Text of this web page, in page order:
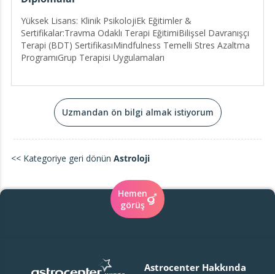
insan zihninin derinliklerine duyduğu merak onu
bu alanda uzmanlaşmaya yönlendirmiştir. Bugün,
bireylerin kendilerini daha iyi tanımalarına,
duygularını anlamalarına ve yaşam kalitelerini
haline getirmiştir.
Banu Karadeniz, psikolojiyi yalnızca bir meslek
değil, aynı zamanda bir yaşam biçimi olarak
görmektedir. Danışanlarına güvenli, anlayışlı ve
dönüştürücü bir terapi süreci sunarak, onların
içsel huzura ulaşmalarına katkı sağlamaktadır.
Yüksek Lisans: Klinik PsikolojiEk Eğitimler &
Sertifikalar:Travma Odaklı Terapi EğitimiBilişsel Davranışçı
Terapi (BDT) SertifikasıMindfulness Temelli Stres Azaltma
ProgramıGrup Terapisi Uygulamaları
Uzmandan ön bilgi almak istiyorum
<< Kategoriye geri dönün Astroloji
Hemen
görüş
Astrocenter Hakkında